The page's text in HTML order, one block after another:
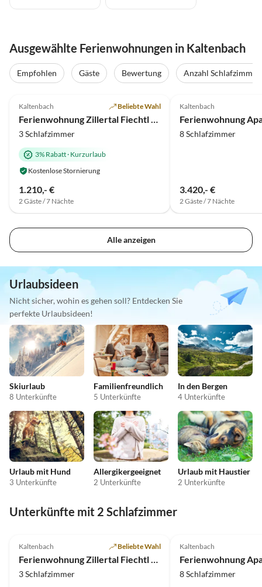
Ausgewählte Ferienwohnungen in Kaltenbach
Empfohlen Gäste Bewertung
Anzahl Schlafzimmer
Kaltenbach Beliebte Wahl
3 Schlafzimmer
3% Rabatt· Kurzurlaub
Kostenlose Stornierung
1.210,- €
2 Gäste / 7 Nächte
Kaltenbach
8 Schlafzimmer
3.420,- €
2 Gäste / 7 Nächte
Alle anzeigen
Urlaubsideen
Nicht sicher, wohin es gehen soll? Entdecken Sie
perfekte Urlaubsideen!
Skiurlaub
8 Unterkünfte
Familienfreundlich
5 Unterkünfte
In den Bergen
4 Unterkünfte
Urlaub mit Hund
3 Unterkünfte
Allergikergeeignet
2 Unterkünfte
Urlaub mit Haustier
2 Unterkünfte
Unterkünfte mit 2 Schlafzimmer
Kaltenbach Beliebte Wahl
Ferienwohnung Zillertal Fiechtl Kathi
3 Schlafzimmer
Kaltenbach
8 Schlafzimmer